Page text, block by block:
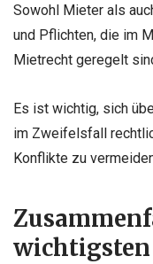
Sowohl Mieter als
und Pflichten, die im
Mietrecht geregelt
Es ist wichtig, sich
im Zweifelsfall
Konflikte zu